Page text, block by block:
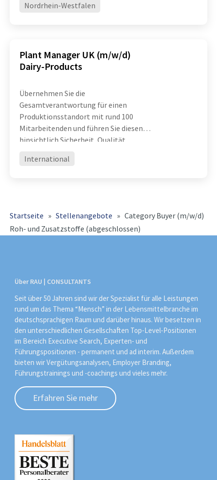
Leistungsfähigkeit komplexer
Nordrhein-Westfalen
Plant Manager UK (m/w/d)
Dairy-Products
Übernehmen Sie die
Gesamtverantwortung für einen
Produktionsstandort mit rund 100
Mitarbeitenden und führen Sie diesen
hinsichtlich Sicherheit, Qualität,
erfolgreich weiter Entwickeln Sie
International
Startseite » Stellenangebote » Category Buyer (m/w/d)
Roh- und Zusatzstoffe (abgeschlossen)
Über RAU | CONSULTANTS
Seit über 50 Jahren sind wir der Spezialist für alle Leistungen
rund um das Thema “Mensch” in der Lebensmittelbranche im
deutschsprachigen Raum und darüber hinaus. Wir besetzen in
den unterschiedlichen Gesellschaften Top-Level-Positionen
im Bereich Executive Search, Experten- und
Führungspositionen - permanent und ad interim. Außerdem
bieten wir Vergütungsanalysen, Employer Branding,
Führungstrainings und -coachings und vieles mehr.
Erfahren Sie mehr